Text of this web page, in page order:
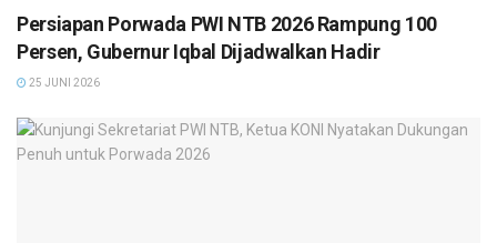
Persiapan Porwada PWI NTB 2026 Rampung 100
Persen, Gubernur Iqbal Dijadwalkan Hadir
25 JUNI 2026